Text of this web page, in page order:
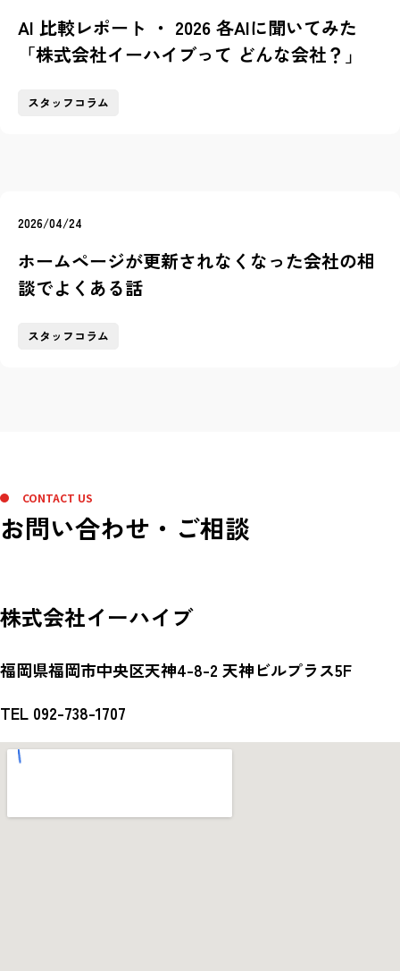
AI 比較レポート ・ 2026 各AIに聞いてみた
「株式会社イーハイブって どんな会社？」
スタッフコラム
2026/04/24
ホームページが更新されなくなった会社の相
談でよくある話
スタッフコラム
CONTACT US
お問い合わせ・ご相談
株式会社イーハイブ
福岡県福岡市中央区天神4-8-2 天神ビルプラス5F
TEL 092-738-1707